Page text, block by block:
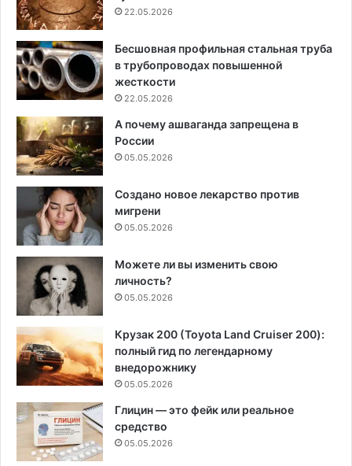
22.05.2026
Бесшовная профильная стальная труба
в трубопроводах повышенной
жесткости
22.05.2026
А почему ашваганда запрещена в
России
05.05.2026
Создано новое лекарство против
мигрени
05.05.2026
Можете ли вы изменить свою
личность?
05.05.2026
Крузак 200 (Toyota Land Cruiser 200):
полный гид по легендарному
внедорожнику
05.05.2026
Глицин — это фейк или реальное
средство
05.05.2026